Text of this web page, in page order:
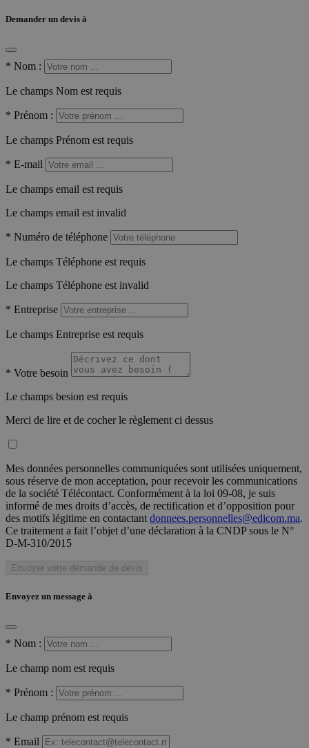
Demander un devis à
* Nom :
Le champs Nom est requis
* Prénom :
Le champs Prénom est requis
* E-mail
Le champs email est requis
Le champs email est invalid
* Numéro de téléphone
Le champs Téléphone est requis
Le champs Téléphone est invalid
* Entreprise
Le champs Entreprise est requis
* Votre besoin
Le champs besion est requis
Merci de lire et de cocher le règlement ci dessus
Mes données personnelles communiquées sont utilisées uniquement,
sous réserve de mon acceptation, pour recevoir les communications
de la société Télécontact. Conformément à la loi 09-08, je suis
informé de mes droits d’accès, de rectification et d’opposition pour
des motifs légitime en contactant donnees.personnelles@edicom.ma.
Ce traitement a fait l’objet d’une déclaration à la CNDP sous le N°
D-M-310/2015
Envoyer votre demande de devis
Envoyez un message à
* Nom :
Le champ nom est requis
* Prénom :
Le champ prénom est requis
* Email